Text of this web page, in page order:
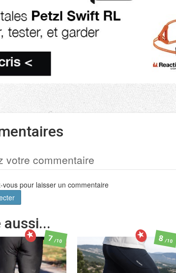
votre commentaire
vous pour laisser un commentaire
aussi...
7/10 8/10